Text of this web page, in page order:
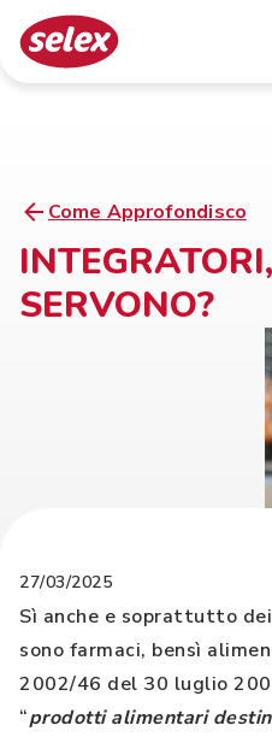
Come Approfondisco
SERVONO?
27/03/2025
Sì anche e soprattutto
sono farmaci, bensì
2002/46 del 30 luglio
“prodotti alimentari